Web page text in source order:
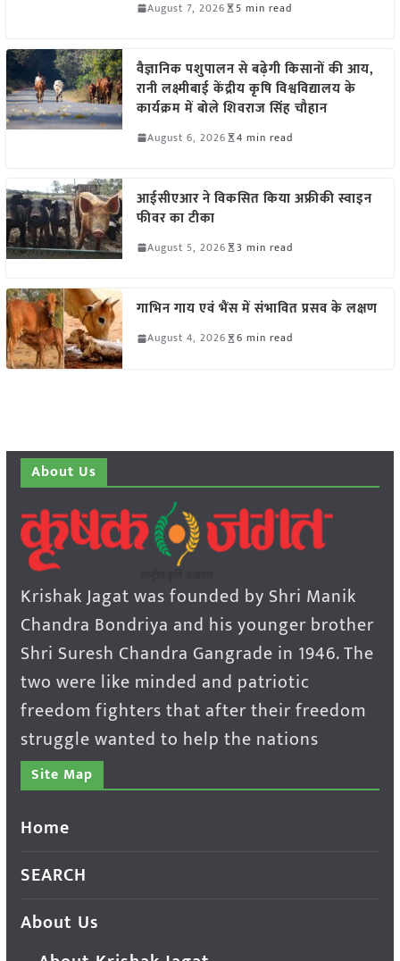
August 7, 2026 5 min read
वैज्ञानिक पशुपालन से बढ़ेगी किसानों की आय,
रानी लक्ष्मीबाई केंद्रीय कृषि विश्वविद्यालय के
कार्यक्रम में बोले शिवराज सिंह चौहान
August 6, 2026 4 min read
आईसीएआर ने विकसित किया अफ्रीकी स्वाइन
फीवर का टीका
August 5, 2026 3 min read
गाभिन गाय एवं भैंस में संभावित प्रसव के लक्षण
August 4, 2026 6 min read
About Us
Krishak Jagat was founded by Shri Manik
Chandra Bondriya and his younger brother
Shri Suresh Chandra Gangrade in 1946. The
two were like minded and patriotic
freedom fighters that after their freedom
struggle wanted to help the nations
Site Map
Home
SEARCH
About Us